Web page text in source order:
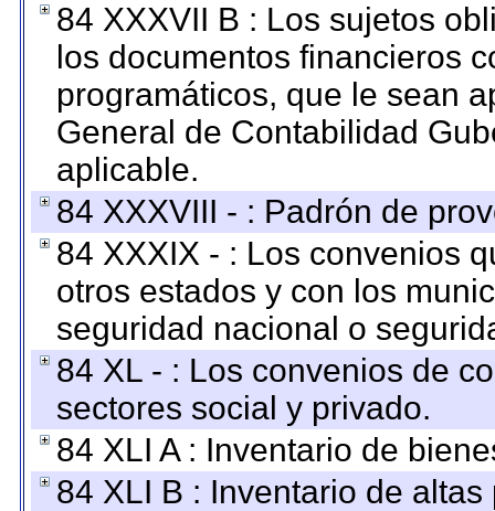
84 XXXVII B : Los sujetos
los documentos financieros
programáticos, que le sean
General de Contabilidad
aplicable.
84 XXXVIII - : Padrón de
84 XXXIX - : Los convenios
otros estados y con los
seguridad nacional o
84 XL - : Los convenios de
sectores social y privado.
84 XLI A : Inventario de
84 XLI B : Inventario de